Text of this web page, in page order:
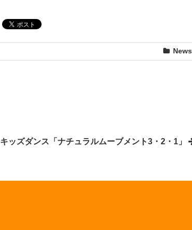
News
キッズダンス「ナチュラルムーブメント3・2・1」